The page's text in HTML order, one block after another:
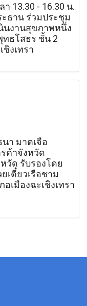
13.30 - 16.30 น.
ธาน ร่วมประชุม
นงานสุขภาพหนึ่ง
ทธโสธร ชั้น 2
งเทรา
า มาตเจือ
ค้าจังหวัด
วัด รับรองโดย
เตี๋ยวเรือชาม
เมืองฉะเชิงเทรา